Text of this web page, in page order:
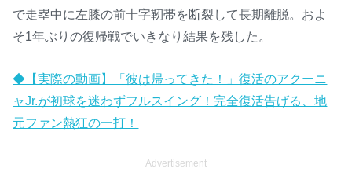
で走塁中に左膝の前十字靭帯を断裂して長期離脱。およ
そ1年ぶりの復帰戦でいきなり結果を残した。
◆【実際の動画】「彼は帰ってきた！」復活のアクーニ
ャJr.が初球を迷わずフルスイング！完全復活告げる、地
元ファン熱狂の一打！
Advertisement